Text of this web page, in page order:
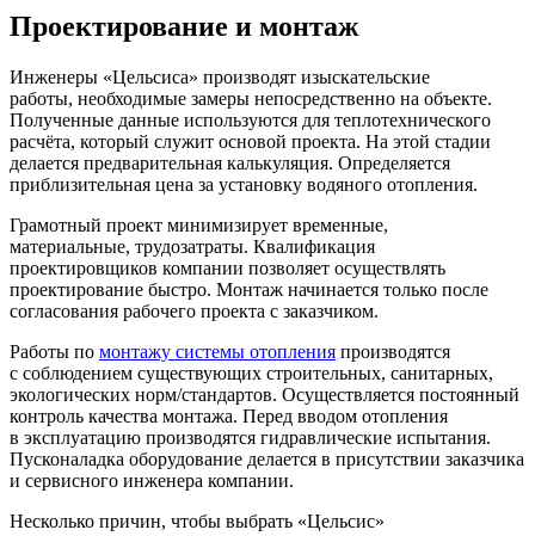
Проектирование и монтаж
Инженеры «Цельсиса» производят изыскательские
работы, необходимые замеры непосредственно на объекте.
Полученные данные используются для теплотехнического
расчёта, который служит основой проекта. На этой стадии
делается предварительная калькуляция. Определяется
приблизительная цена за установку водяного отопления.
Грамотный проект минимизирует временные,
материальные, трудозатраты. Квалификация
проектировщиков компании позволяет осуществлять
проектирование быстро. Монтаж начинается только после
согласования рабочего проекта с заказчиком.
Работы по монтажу системы отопления производятся
с соблюдением существующих строительных, санитарных,
экологических норм/стандартов. Осуществляется постоянный
контроль качества монтажа. Перед вводом отопления
в эксплуатацию производятся гидравлические испытания.
Пусконаладка оборудование делается в присутствии заказчика
и сервисного инженера компании.
Несколько причин, чтобы выбрать «Цельсис»